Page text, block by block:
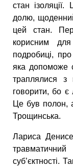
стан
долю,
цей стан.
корисним
подробиці,
яка допоможе
траплялися
говорити, бо є
Це був полон,
Трощинська.
Лариса
суб’єктності.